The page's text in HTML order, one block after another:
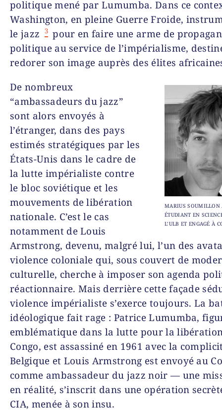
politique mené par Lumumba. Dans ce
Washington, en pleine Guerre Froide,
le jazz
3 pour en faire une arme de
politique au service de l’impérialisme,
redorer son image auprès des élites
MARIUS SOUMILLON
ÉTUDIANT EN
L’ULB ET ENGAGÉ À
De nombreux
“ambassadeurs du jazz”
sont alors envoyés à
l’étranger, dans des pays
estimés stratégiques par les
États-Unis dans le cadre de
la lutte impérialiste contre
le bloc soviétique et les
mouvements de libération
nationale. C’est le cas
notamment de Louis
Armstrong, devenu, malgré lui, l’un des
violence coloniale qui, sous couvert de
culturelle, cherche à imposer son agenda
réactionnaire. Mais derrière cette façade
violence impérialiste s’exerce toujours. La
idéologique fait rage : Patrice Lumumba,
emblématique dans la lutte pour la
Congo, est assassiné en 1961 avec la
Belgique et Louis Armstrong est envoyé au
comme ambassadeur du jazz noir — une
en réalité, s’inscrit dans une opération
CIA, menée à son insu.